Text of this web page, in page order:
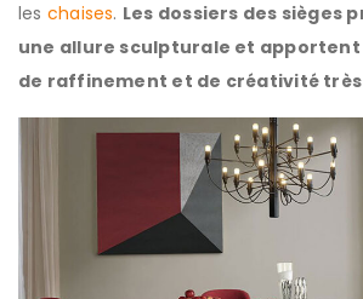
les chaises. Les dossiers des sièges
une allure sculpturale et apportent
de raffinement et de créativité